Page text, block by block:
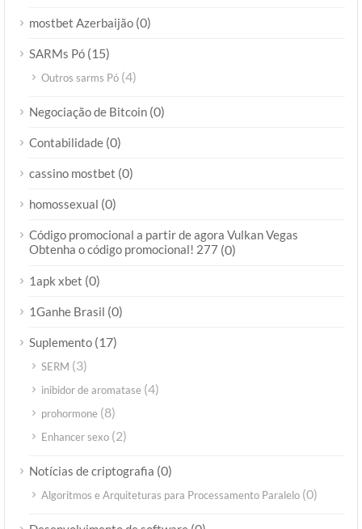
mostbet Azerbaijão (0)
SARMs Pó (15)
Outros sarms Pó (4)
Negociação de Bitcoin (0)
Contabilidade (0)
cassino mostbet (0)
homossexual (0)
Código promocional a partir de agora Vulkan Vegas
Obtenha o código promocional! 277 (0)
1apk xbet (0)
1Ganhe Brasil (0)
Suplemento (17)
SERM (3)
inibidor de aromatase (4)
prohormone (8)
Enhancer sexo (2)
Notícias de criptografia (0)
Algoritmos e Arquiteturas para Processamento Paralelo (0)